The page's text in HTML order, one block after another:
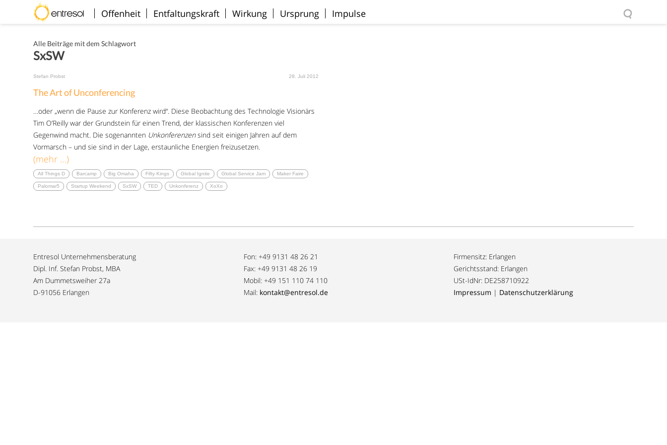
Willkommen
Offenheit Entfaltungskraft Wirkung Ursprung Impulse
Alle Beiträge mit dem Schlagwort
SxSW
Stefan Probst 28. Juli 2012
The Art of Unconferencing
…oder „wenn die Pause zur Konferenz wird“. Diese Beobachtung des Technologie Visionärs
Tim O’Reilly war der Grundstein für einen Trend, der klassischen Konferenzen viel
Gegenwind macht. Die sogenannten Unkonferenzensind seit einigen Jahren auf dem
Vormarsch – und sie sind in der Lage, erstaunliche Energien freizusetzen.
(mehr …)
All Things D Barcamp Big Omaha Fifty Kings Global Ignite Global Service Jam Maker Faire
Palomar5 Startup Weekend SxSW TED Unkonferenz XoXo
Entresol Unternehmensberatung
Dipl. Inf. Stefan Probst, MBA
Am Dummetsweiher 27a
D-91056 Erlangen
Fon: +49 9131 48 26 21
Fax: +49 9131 48 26 19
Mobil: +49 151 110 74 110
Mail: kontakt@entresol.de
Firmensitz: Erlangen
Gerichtsstand: Erlangen
USt-IdNr: DE258710922
Impressum | Datenschutzerklärung